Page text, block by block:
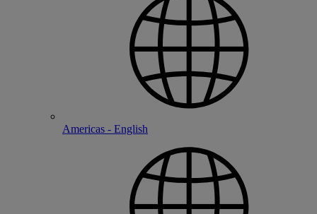
Americas - English